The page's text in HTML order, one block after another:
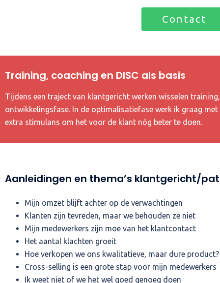
Contact
Training, coaching en DISC als basis
Tijdens een traject van klantgericht werken wisselen
ontwikkelingsfase. In de optimalisatiefase werk ik graag
extra stimulans om het voor de klant nóg beter te doen.
Aanleidingen en thema’s klantgericht/
Mijn omzet blijft achter op de verwachtingen
Klanten zijn tevreden, maar we behouden ze niet
Mijn medewerkers zijn moe van het klantcontact
Het aantal klachten groeit
Hoe verkopen we ons kwalitatieve, maar dure product?
Cross-selling is een grote stap voor mijn medewerkers
Ik weet niet of we het wel goed genoeg doen